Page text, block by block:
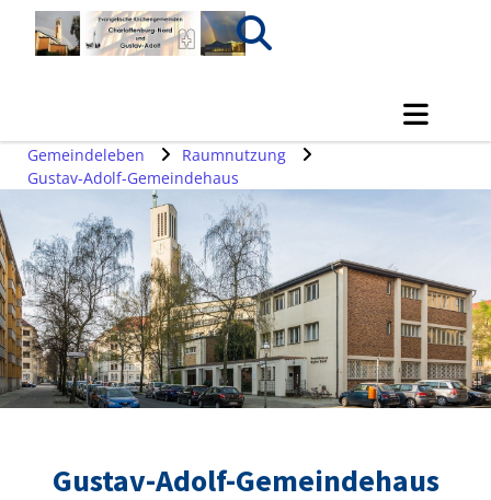
Gemeindeleben
Raumnutzung
Gustav-Adolf-Gemeindehaus
Gustav-Adolf-Gemeindehaus